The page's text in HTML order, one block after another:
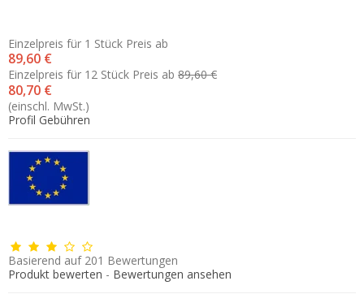
Einzelpreis für 1 Stück Preis ab
89,60 €
Einzelpreis für 12 Stück Preis ab
80,70 €
89,60 €
(einschl. MwSt.)
Profil Gebühren
Basierend auf 201 Bewertungen
Produkt bewerten - Bewertungen ansehen